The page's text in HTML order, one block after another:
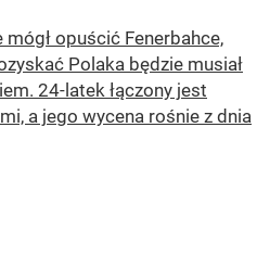
opuścić Fenerbahce,
Polaka będzie musiał
24-latek łączony jest
a jego wycena rośnie z dnia